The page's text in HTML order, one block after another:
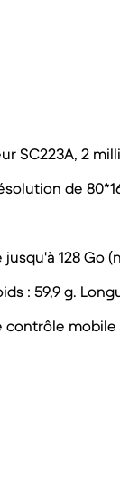
SC223A, 2
de
128 Go
: 59,9 g.
contrôle mobile